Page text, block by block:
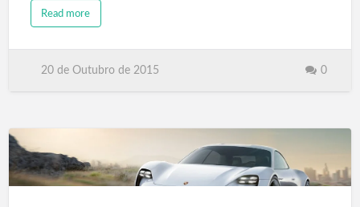
1 é uma unidade que desenvolve 30 kW de potência
pesando só 800 kg e 3.56 m de comprimento,
consiga de 0 a 100 km/h em 8 segundos e uma
200 km e de 48 kWh para 400 km de alcance. "100%
Português", o seu design desportivo com um estilo
Read more
20 de Outubro de 2015 0